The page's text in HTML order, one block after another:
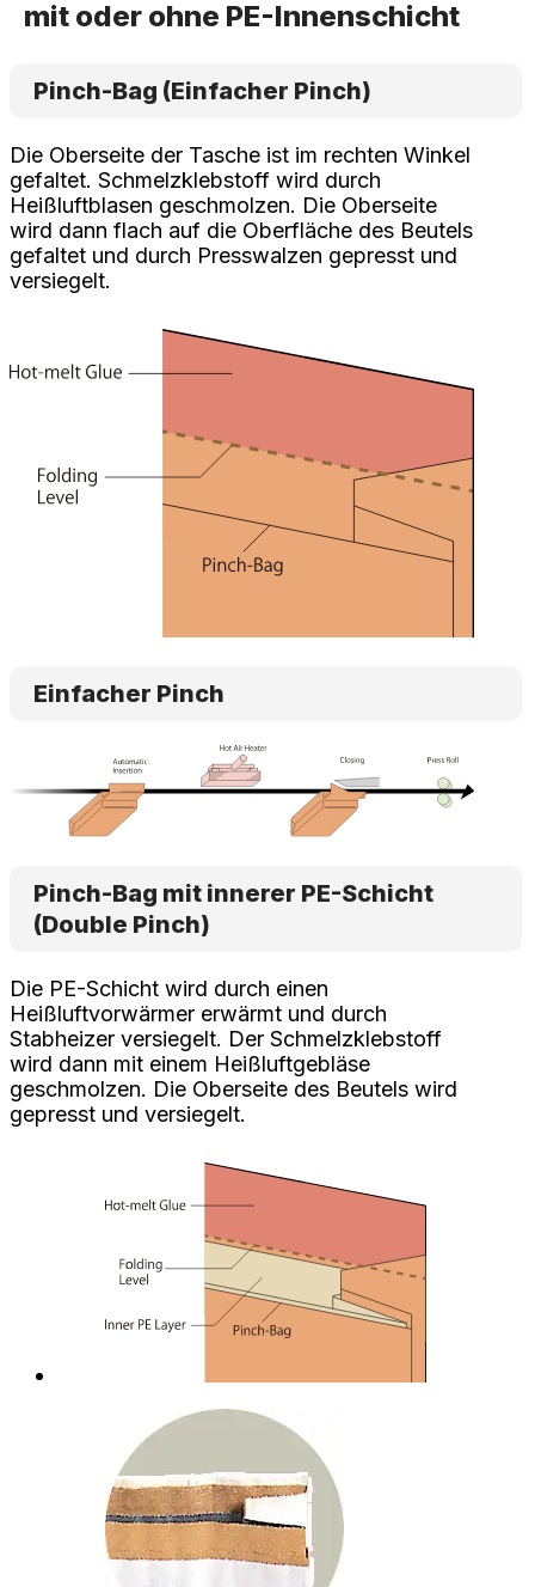
mit oder ohne PE-Innenschicht
Pinch-Bag (Einfacher Pinch)
Die Oberseite der Tasche ist im rechten Winkel
gefaltet. Schmelzklebstoff wird durch
Heißluftblasen geschmolzen. Die Oberseite
wird dann flach auf die Oberfläche des Beutels
gefaltet und durch Presswalzen gepresst und
versiegelt.
Einfacher Pinch
Pinch-Bag mit innerer PE-Schicht
(Double Pinch)
Die PE-Schicht wird durch einen
Heißluftvorwärmer erwärmt und durch
Stabheizer versiegelt. Der Schmelzklebstoff
wird dann mit einem Heißluftgebläse
geschmolzen. Die Oberseite des Beutels wird
gepresst und versiegelt.